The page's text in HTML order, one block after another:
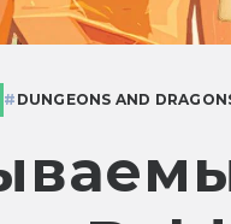
# DUNGEONS AND